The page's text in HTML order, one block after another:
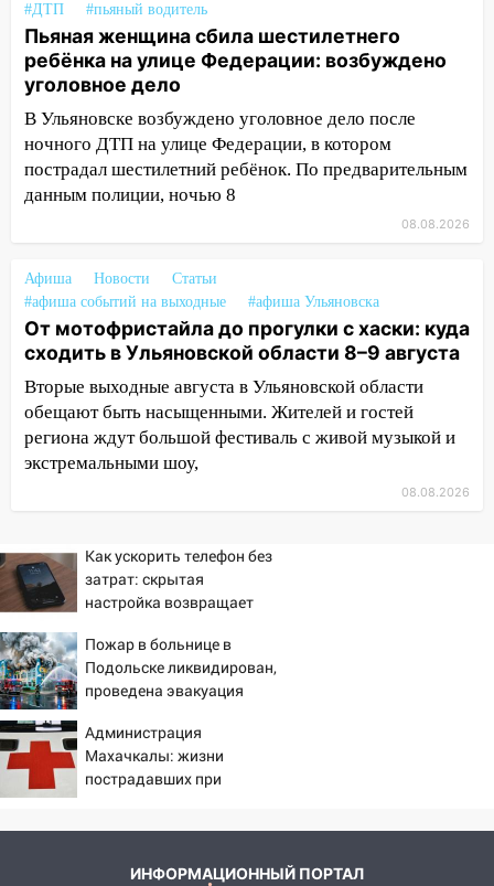
14:12
Куда жаловаться ульяновцам на
упавшее дерево или затопленную улицу
после непогоды
13:59 В Новом городе ураганным
ветром сорвало опалубку со
строящегося дома
13:54 В мэрии Ульяновска рассказали,
как устраняют последствия мощного
13:49
Стихия продолжает крушить
Ульяновск: дерево рухнуло на дом на
Орджоникидзе
13:47 На Нижней Террасе мощным
ветром вырвало дерево с корнем
13:46 Сильный ветер сорвал крышу с
СТО на проспекте Созидателей
сошёл с рельсов
13:22
Упавшие деревья перекрыли
13:17
Непогода в Ульяновске не
закончится сегодня: сильные ливни
сохранятся 9 августа
13:15
Трижды «брал в долг» без спроса:
житель Вешкаймского района похитил у
знакомого 191 тысячу рублей
проспекте Филатова в Ульяновске
#ДТП
#пьяный водитель
Пьяная женщина сбила шестилетнего
ребёнка на улице Федерации: возбуждено
уголовное дело
В Ульяновске возбуждено уголовное дело после
ночного ДТП на улице Федерации, в котором
пострадал шестилетний ребёнок. По предварительным
данным полиции, ночью 8
08.08.2026
Афиша Новости
Статьи
#афиша событий на выходные
#афиша Ульяновска
От мотофристайла до прогулки с хаски: куда
сходить в Ульяновской области 8–9 августа
Вторые выходные августа в Ульяновской области
обещают быть насыщенными. Жителей и гостей
региона ждут большой фестиваль с живой музыкой и
экстремальными шоу,
08.08.2026
Как ускорить телефон без
затрат: скрытая
настройка возвращает
Пожар в больнице в
Подольске ликвидирован,
проведена эвакуация
Администрация
Махачкалы: жизни
пострадавших при
ИНФОРМАЦИОННЫЙ ПОРТАЛ